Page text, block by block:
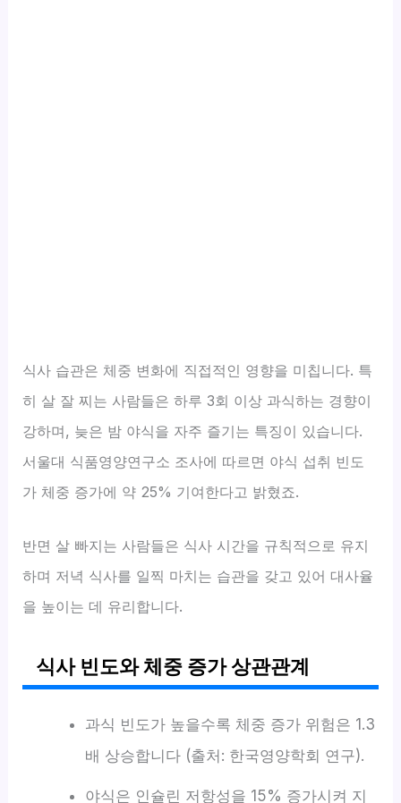
식사 습관은 체중 변화에 직접적인 영향을 미칩니다. 특
히 살 잘 찌는 사람들은 하루 3회 이상 과식하는 경향이
강하며, 늦은 밤 야식을 자주 즐기는 특징이 있습니다.
서울대 식품영양연구소 조사에 따르면 야식 섭취 빈도
가 체중 증가에 약 25% 기여한다고 밝혔죠.
반면 살 빠지는 사람들은 식사 시간을 규칙적으로 유지
하며 저녁 식사를 일찍 마치는 습관을 갖고 있어 대사율
을 높이는 데 유리합니다.
식사 빈도와 체중 증가 상관관계
과식 빈도가 높을수록 체중 증가 위험은 1.3
배 상승합니다 (출처: 한국영양학회 연구).
야식은 인슐린 저항성을 15% 증가시켜 지